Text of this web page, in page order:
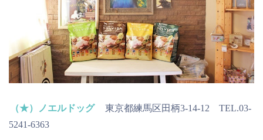
（★）ノエルドッグ
東京都練馬区田柄3-14-12 TEL.03-
5241-6363